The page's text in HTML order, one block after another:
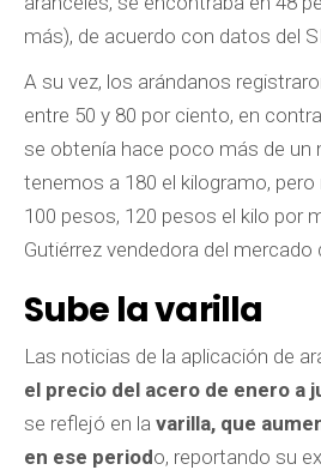
más), de acuerdo con datos del
A su vez, los arándanos
entre 50 y 80 por ciento, en
se obtenía hace poco más de un
tenemos a 180 el kilogramo,
100 pesos, 120 pesos el kilo por
Gutiérrez vendedora del mercado
Sube la varilla
Las noticias de la aplicación de
el precio del acero de enero a
se reflejó en la varilla, que
en ese periodo, reportando su